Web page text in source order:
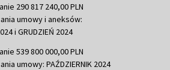
290 817 240,00 PLN
umowy i aneksów:
i GRUDZIEŃ 2024
539 800 000,00 PLN
umowy: PAŹDZIERNIK 2024